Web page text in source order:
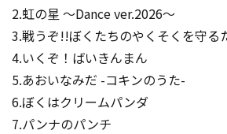
2.虹の星 ～Dance ver.2026～
3.戦うぞ!!ぼくたちのやくそくを守る
4.いくぞ！ばいきんまん
5.あおいなみだ -コキンのうた-
6.ぼくはクリームパンダ
7.パンナのパンチ